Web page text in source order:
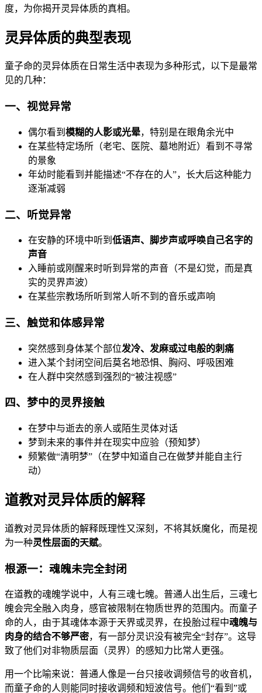
度，为你揭开灵异体质的真相。
灵异体质的典型表现
童子命的灵异体质在日常生活中表现为多种形式，以下是最常
见的几种：
一、视觉异常
偶尔看到 模糊的人影或光晕，特别是在眼角余光中
在某些特定场所（老宅、医院、墓地附近）看到不寻常
的景象
年幼时能看到并能描述“不存在的人”，长大后这种能力
逐渐减弱
二、听觉异常
在安静的环境中听到 低语声、脚步声或呼唤自己名字的
声音
入睡前或刚醒来时听到异常的声音（不是幻觉，而是真
实的灵界声波）
在某些宗教场所听到常人听不到的音乐或声响
三、触觉和体感异常
突然感到身体某个部位发冷、发麻或过电般的刺痛
进入某个封闭空间后莫名地恐惧、胸闷、呼吸困难
在人群中突然感到强烈的“被注视感”
四、梦中的灵界接触
在梦中与逝去的亲人或陌生灵体对话
梦到未来的事件并在现实中应验（预知梦）
频繁做“清明梦”（在梦中知道自己在做梦并能自主行
动）
道教对灵异体质的解释
道教对灵异体质的解释既理性又深刻，不将其妖魔化，而是视
为一种灵性层面的天赋。
根源一：魂魄未完全封闭
在道教的魂魄学说中，人有三魂七魄。普通人出生后，三魂七
魄会完全融入肉身，感官被限制在物质世界的范围内。而童子
命的人，由于其魂体本源于天界或灵界，在投胎过程中魂魄与
肉身的结合不够严密，有一部分灵识没有被完全“封存”。这导
致了他们对非物质层面（灵界）的感知力比常人更强。
用一个比喻来说：普通人像是一台只接收调频信号的收音机，
而童子命的人则能同时接收调频和短波信号。他们“看到”或